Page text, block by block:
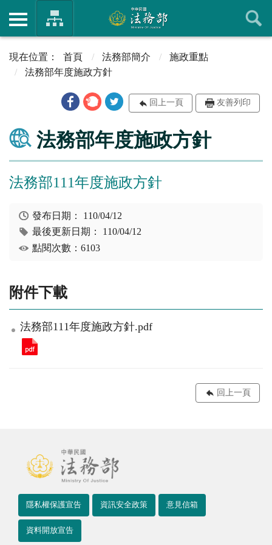
首頁 法務部簡介
施政重點
法務部年度施政方針
回上一頁 友善列印
法務部年度施政方針
法務部111年度施政方針
發布日期： 110/04/12
最後更新日期： 110/04/12
點閱次數：6103
附件下載
法務部111年度施政方針.pdf
回上一頁
隱私權保護宣告 資訊安全政策 意見信箱
資料開放宣告